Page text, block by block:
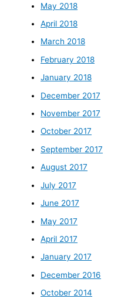
May 2018
April 2018
March 2018
February 2018
January 2018
December 2017
November 2017
October 2017
September 2017
August 2017
July 2017
June 2017
May 2017
April 2017
January 2017
December 2016
October 2014